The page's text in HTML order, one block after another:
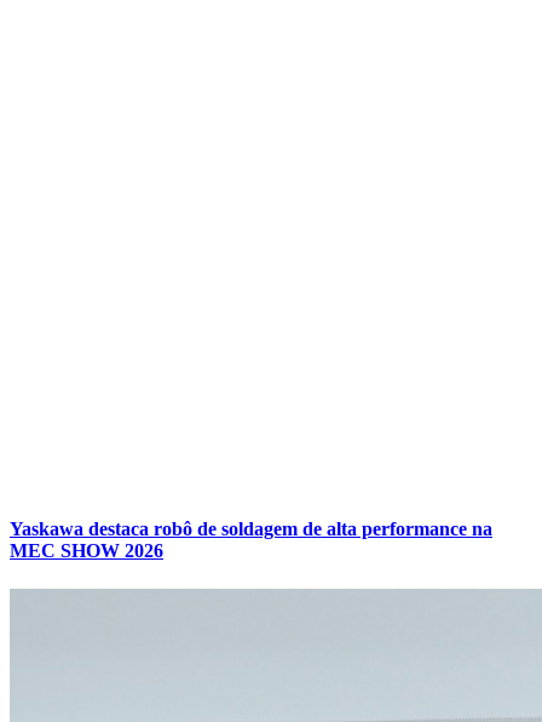
Yaskawa destaca robô de soldagem de alta performance na
MEC SHOW 2026